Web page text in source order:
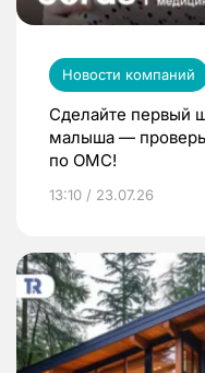
Новости компаний
Сделайте первый
малыша —
по ОМС!
13:10 / 23.07.26